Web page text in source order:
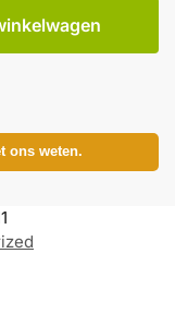
ons weten.